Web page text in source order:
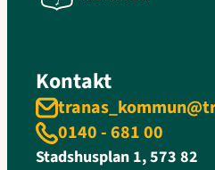
Kontakt
0140 - 681 00
Stadshusplan 1, 573 82